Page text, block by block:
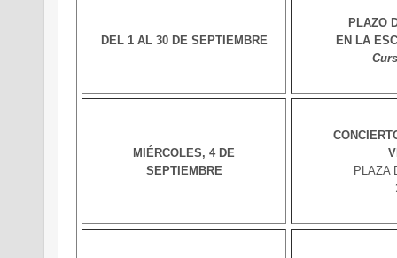
DEL 1 AL 30 DE SEPTIEMBRE
PLAZO
EN LA
MIÉRCOLES, 4 DE
SEPTIEMBRE
PLAZA